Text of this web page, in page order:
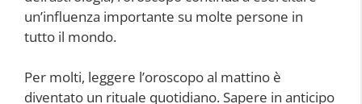
un’influenza importante su molte persone in
tutto il mondo.
Per molti, leggere l’oroscopo al mattino è
diventato un rituale quotidiano. Sapere in anticipo